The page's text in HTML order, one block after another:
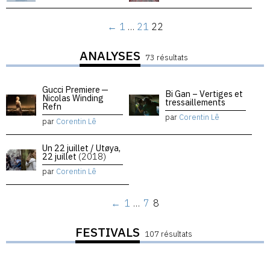
← 1 … 21 22
ANALYSES 73 résultats
Gucci Premiere —
Nicolas Winding
Refn
par Corentin Lê
Bi Gan – Vertiges et
tressaillements
par Corentin Lê
Un 22 juillet / Utøya,
22 juillet (2018)
par Corentin Lê
← 1 … 7 8
FESTIVALS 107 résultats